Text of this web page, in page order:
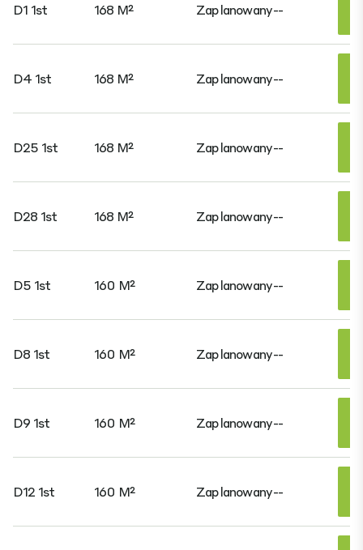
D1 1st 168 M² Zaplanowany--
D4 1st 168 M² Zaplanowany--
D25 1st 168 M² Zaplanowany--
D28 1st 168 M² Zaplanowany--
D5 1st 160 M² Zaplanowany--
D8 1st 160 M² Zaplanowany--
D9 1st 160 M² Zaplanowany--
D12 1st 160 M² Zaplanowany--